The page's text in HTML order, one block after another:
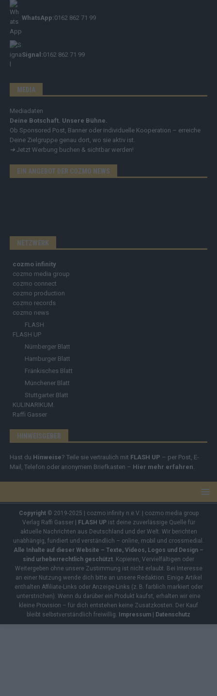
WhatsApp:0162 862 71 99
Signal:0162 862 71 99
MEDIA
Mediadaten
Deine Botschaft. Unsere Bühne.
Ob Sponsored Post, Banner oder individuelle Kooperation – erreiche
Deine Zielgruppe genau dort, wo sie aktiv ist.
➔ Jetzt Werbung buchen & sichtbar werden!
EIN ANGEBOT DER COZMO NEWS
NETZWERK
cozmo infinity
cozmo media group
cozmo connect
cozmo production
cozmo records
cozmo news
FLASH
FLASH UP
Nürnberger Blatt
Hamburger Blatt
Fränkisches Blatt
Münchener Blatt
Stuttgarter Blatt
KULINARIKUM.
Raffi Gasser
HINWEISGEBER
Hast du Hinweise? Teile sie vertraulich mit FLASH UP – per Post, E-
Mail, Telefon oder anonymem Briefkasten – Hier mehr erfahren
Copyright© 2019-2025 | cozmo infinity n.e.V. | cozmo media group
Verlag Raffi Gasser | FLASH UPist deine zuverlässige Quelle für
aktuelle Nachrichten aus Deutschland und der Welt. Wir berichten
unabhängig, fundiert und verständlich – online, mobil und crossmedial.
Alle Inhalte auf dieser Website – Texte, Videos, Logos und Design –
sind urheberrechtlich geschützt . Kopieren, Vervielfältigen oder
Weitergeben ohne unsere Zustimmung ist nicht erlaubt. Bei Interesse
an einer Nutzung wende dich bitte an unsere Redaktion. Einige Artikel
enthalten Affiliate-Links oder Anzeige-Links (z. B. farblich markiert oder
unterstrichen). Wenn du darüber ein Produkt kaufst, erhalten wir eine
kleine Provision – für dich entstehen keine Zusatzkosten. Der Kauf
bleibt selbstverständlich freiwillig. Impressum | Datenschutz